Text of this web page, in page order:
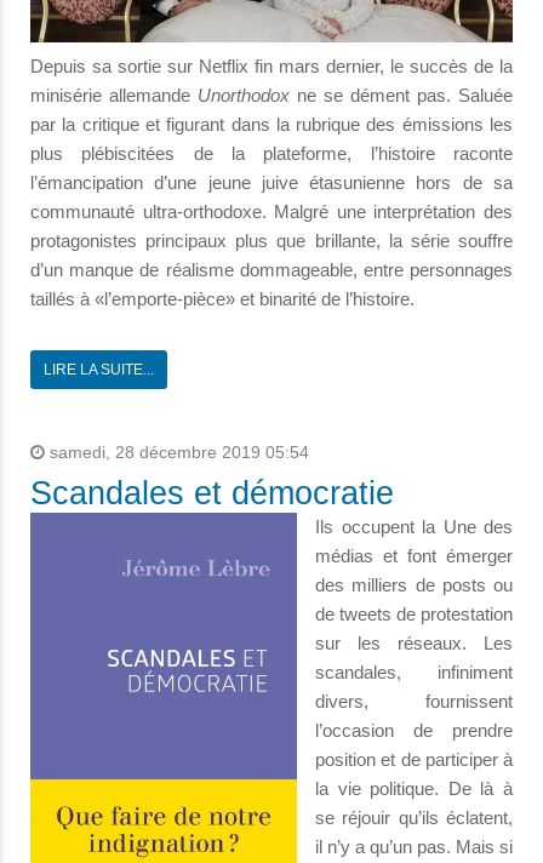
Depuis sa sortie sur Netflix fin mars dernier, le succès de la
minisérie allemande Unorthodox ne se dément pas. Saluée
par la critique et figurant dans la rubrique des émissions les
plus plébiscitées de la plateforme, l’histoire raconte
l’émancipation d’une jeune juive étasunienne hors de sa
communauté ultra-orthodoxe. Malgré une interprétation des
protagonistes principaux plus que brillante, la série souffre
d’un manque de réalisme dommageable, entre personnages
taillés à «l’emporte-pièce» et binarité de l’histoire.
LIRE LA SUITE...
samedi, 28 décembre 2019 05:54
Scandales et démocratie
Ils occupent la Une des
médias et font émerger
des milliers de posts ou
de tweets de protestation
sur les réseaux. Les
scandales, infiniment
divers, fournissent
l’occasion de prendre
position et de participer à
la vie politique. De là à
se réjouir qu’ils éclatent,
il n’y a qu’un pas. Mais si